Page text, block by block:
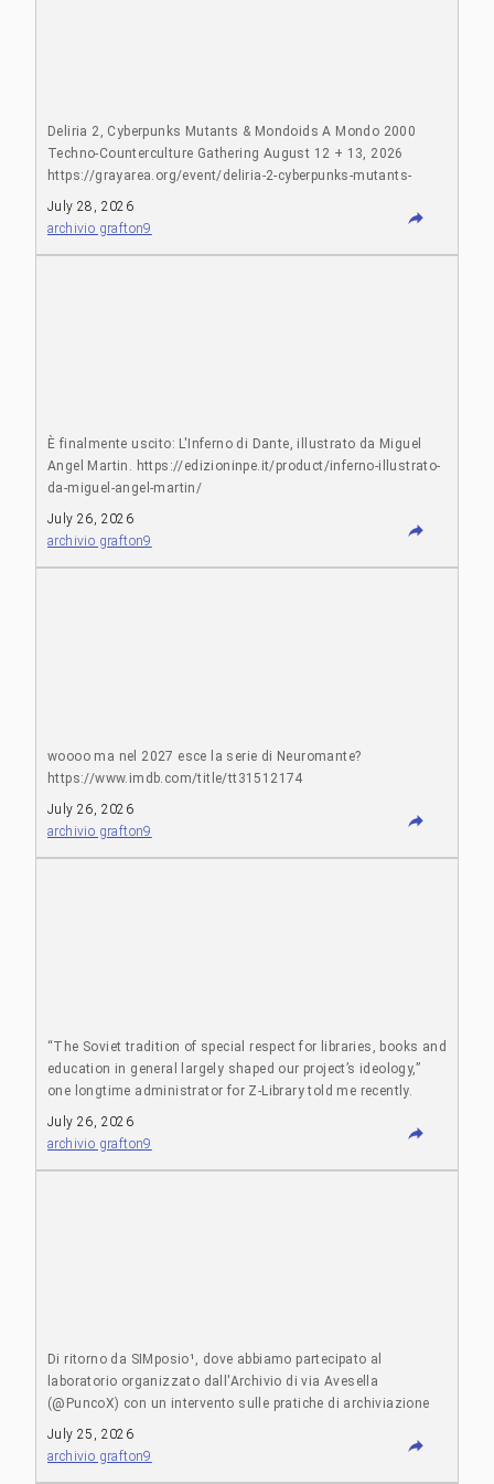
Deliria 2, Cyberpunks Mutants & Mondoids A Mondo 2000
Techno-Counterculture Gathering August 12 + 13, 2026
https://grayarea.org/event/deliria-2-cyberpunks-mutants-
mondoids/
July 28, 2026
archivio grafton9
È finalmente uscito: L'Inferno di Dante, illustrato da Miguel
Angel Martin. https://edizioninpe.it/product/inferno-illustrato-
da-miguel-angel-martin/
July 26, 2026
archivio grafton9
woooo ma nel 2027 esce la serie di Neuromante?
https://www.imdb.com/title/tt31512174
July 26, 2026
archivio grafton9
“The Soviet tradition of special respect for libraries, books and
education in general largely shaped our project’s ideology,”
one longtime administrator for Z-Library told me recently.
Bodó quotes the Russian sociologist Valeria Stelmakh, who
has argued that in the USSR “reading almost transplanted
July 26, 2026
archivio grafton9
Di ritorno da SIMposio¹, dove abbiamo partecipato al
laboratorio organizzato dall'Archivio di via Avesella
(@PuncoX) con un intervento sulle pratiche di archiviazione
del web². Interessante il confronto con gli storici e con le loro
esigenze d'uso degli archivi. Ci sarebbe da scriverci un post
July 25, 2026
archivio grafton9